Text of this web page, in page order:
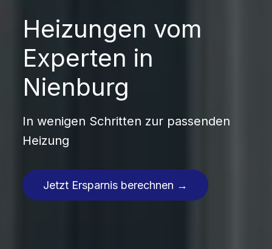
Heizungen vom
Experten in
Nienburg
In wenigen Schritten zur passenden
Heizung
Jetzt Ersparnis berechnen →